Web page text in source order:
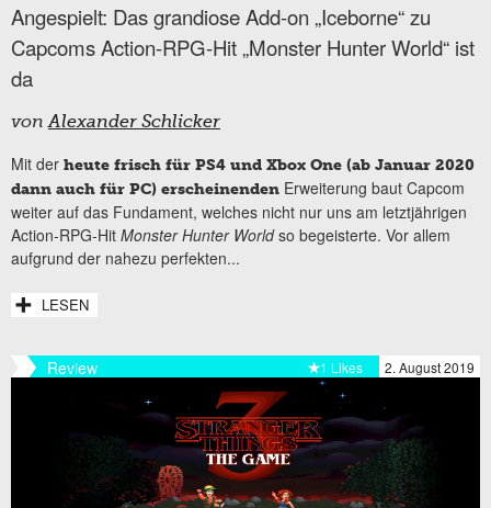
Angespielt: Das grandiose Add-on „Iceborne“ zu
Capcoms Action-RPG-Hit „Monster Hunter World“ ist
da
vonAlexander Schlicker
Mit der heute frisch für PS4 und Xbox One (ab Januar 2020
dann auch für PC) erscheinenden Erweiterung baut Capcom
weiter auf das Fundament, welches nicht nur uns am letztjährigen
Action-RPG-Hit Monster Hunter Worldso begeisterte. Vor allem
aufgrund der nahezu perfekten...
LESEN
Review 2. August 2019
1 Likes